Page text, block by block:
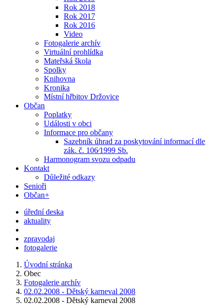
Rok 2018
Rok 2017
Rok 2016
Video
Fotogalerie archív
Virtuální prohlídka
Mateřská škola
Spolky
Knihovna
Kronika
Místní hřbitov Držovice
Občan
Poplatky
Události v obci
Informace pro občany
Sazebník úhrad za poskytování informací dle
zák. č. 106⁄1999 Sb.
Harmonogram svozu odpadu
Kontakt
Důležité odkazy
Senioři
Občan+
úřední deska
aktuality
zpravodaj
fotogalerie
Úvodní stránka
Obec
Fotogalerie archív
02.02.2008 - Dětský karneval 2008
02.02.2008 - Dětský karneval 2008